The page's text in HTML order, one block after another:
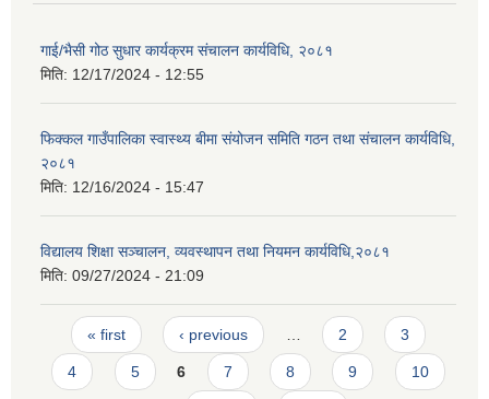
गाई/भैसी गोठ सुधार कार्यक्रम संचालन कार्यविधि, २०८१
मिति: 12/17/2024 - 12:55
फिक्कल गाउँपालिका स्वास्थ्य बीमा संयोजन समिति गठन तथा संचालन कार्यविधि,
२०८१
मिति: 12/16/2024 - 15:47
विद्यालय शिक्षा सञ्चालन, व्यवस्थापन तथा नियमन कार्यविधि,२०८१
मिति: 09/27/2024 - 21:09
Pages
« first ‹ previous … 2 3
4 5 6 7 8 9 10